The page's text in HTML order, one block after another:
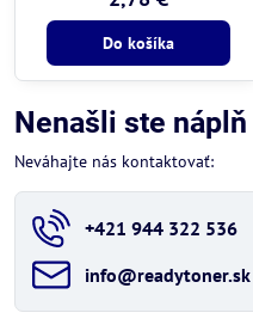
Do košíka
Nenašli ste
Neváhajte nás kontaktovať:
+421 944 322 536
info​@readytoner​.sk